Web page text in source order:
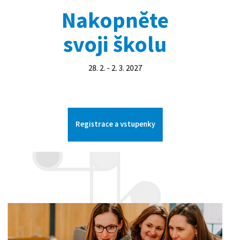
Nakopněte
svoji školu
28. 2. - 2. 3. 2027
Registrace a vstupenky